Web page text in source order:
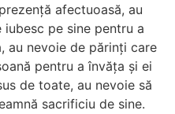
afectuoasă, au
pe sine pentru a
au nevoie de părinți care
pentru a învăța și ei
de toate, au nevoie să
sacrificiu de sine.